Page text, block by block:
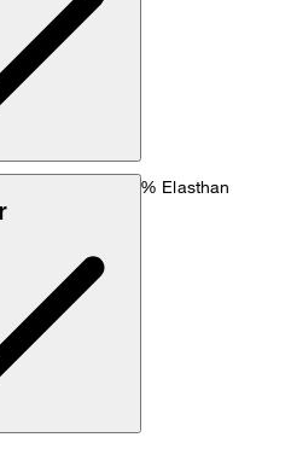
Baumwolle, 5% Elasthan